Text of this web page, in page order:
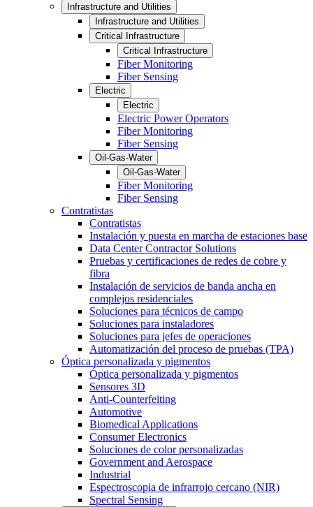
Infrastructure and Utilities
Infrastructure and Utilities
Critical Infrastructure
Critical Infrastructure
Fiber Monitoring
Fiber Sensing
Electric
Electric
Electric Power Operators
Fiber Monitoring
Fiber Sensing
Oil-Gas-Water
Oil-Gas-Water
Fiber Monitoring
Fiber Sensing
Contratistas
Contratistas
Instalación y puesta en marcha de estaciones base
Data Center Contractor Solutions
Pruebas y certificaciones de redes de cobre y
fibra
Instalación de servicios de banda ancha en
complejos residenciales
Soluciones para técnicos de campo
Soluciones para instaladores
Soluciones para jefes de operaciones
Automatización del proceso de pruebas (TPA)
Óptica personalizada y pigmentos
Óptica personalizada y pigmentos
Sensores 3D
Anti-Counterfeiting
Automotive
Biomedical Applications
Consumer Electronics
Soluciones de color personalizadas
Government and Aerospace
Industrial
Espectroscopia de infrarrojo cercano (NIR)
Spectral Sensing